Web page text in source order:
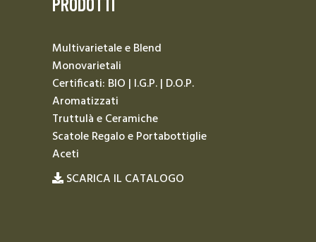
Multivarietale e Blend
Monovarietali
Certificati: BIO | I.G.P. | D.O.P.
Aromatizzati
Truttulà e Ceramiche
Scatole Regalo e Portabottiglie
Aceti
SCARICA IL CATALOGO